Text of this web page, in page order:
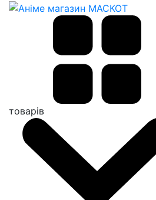
товарів